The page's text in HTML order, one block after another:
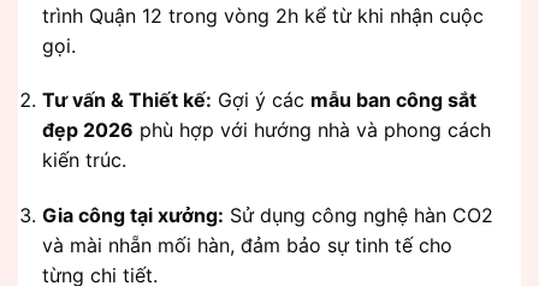
trình Quận 12 trong vòng 2h kể từ khi nhận cuộc
gọi.
Tư vấn & Thiết kế: Gợi ý các mẫu ban công sắt
đẹp 2026 phù hợp với hướng nhà và phong cách
kiến trúc.
Gia công tại xưởng: Sử dụng công nghệ hàn CO2
và mài nhẵn mối hàn, đảm bảo sự tinh tế cho
từng chi tiết.